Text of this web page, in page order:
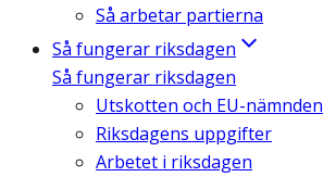
Så arbetar partierna
Så fungerar riksdagen
Så fungerar riksdagen
Utskotten och EU-nämnden
Riksdagens uppgifter
Arbetet i riksdagen